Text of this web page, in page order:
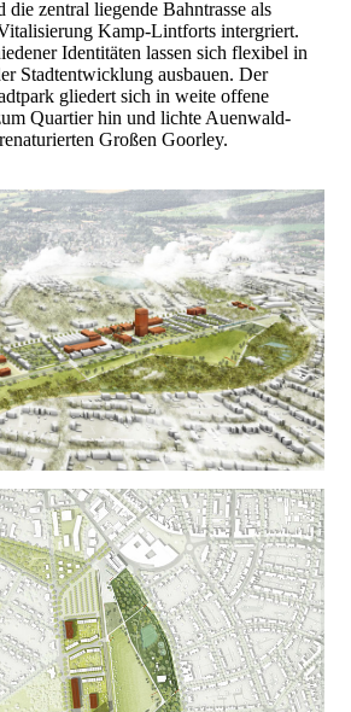
zentral liegende Bahntrasse als
Kamp-Lintforts intergriert.
Identitäten lassen sich flexibel in
Stadtentwicklung ausbauen. Der
gliedert sich in weite offene
Quartier hin und lichte Auenwald-
Großen Goorley.